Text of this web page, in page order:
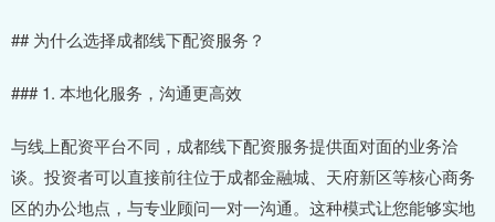
## 为什么选择成都线下配资服务？
### 1. 本地化服务，沟通更高效
与线上配资平台不同，成都线下配资服务提供面对面的业务洽
谈。投资者可以直接前往位于成都金融城、天府新区等核心商务
区的办公地点，与专业顾问一对一沟通。这种模式让您能够实地